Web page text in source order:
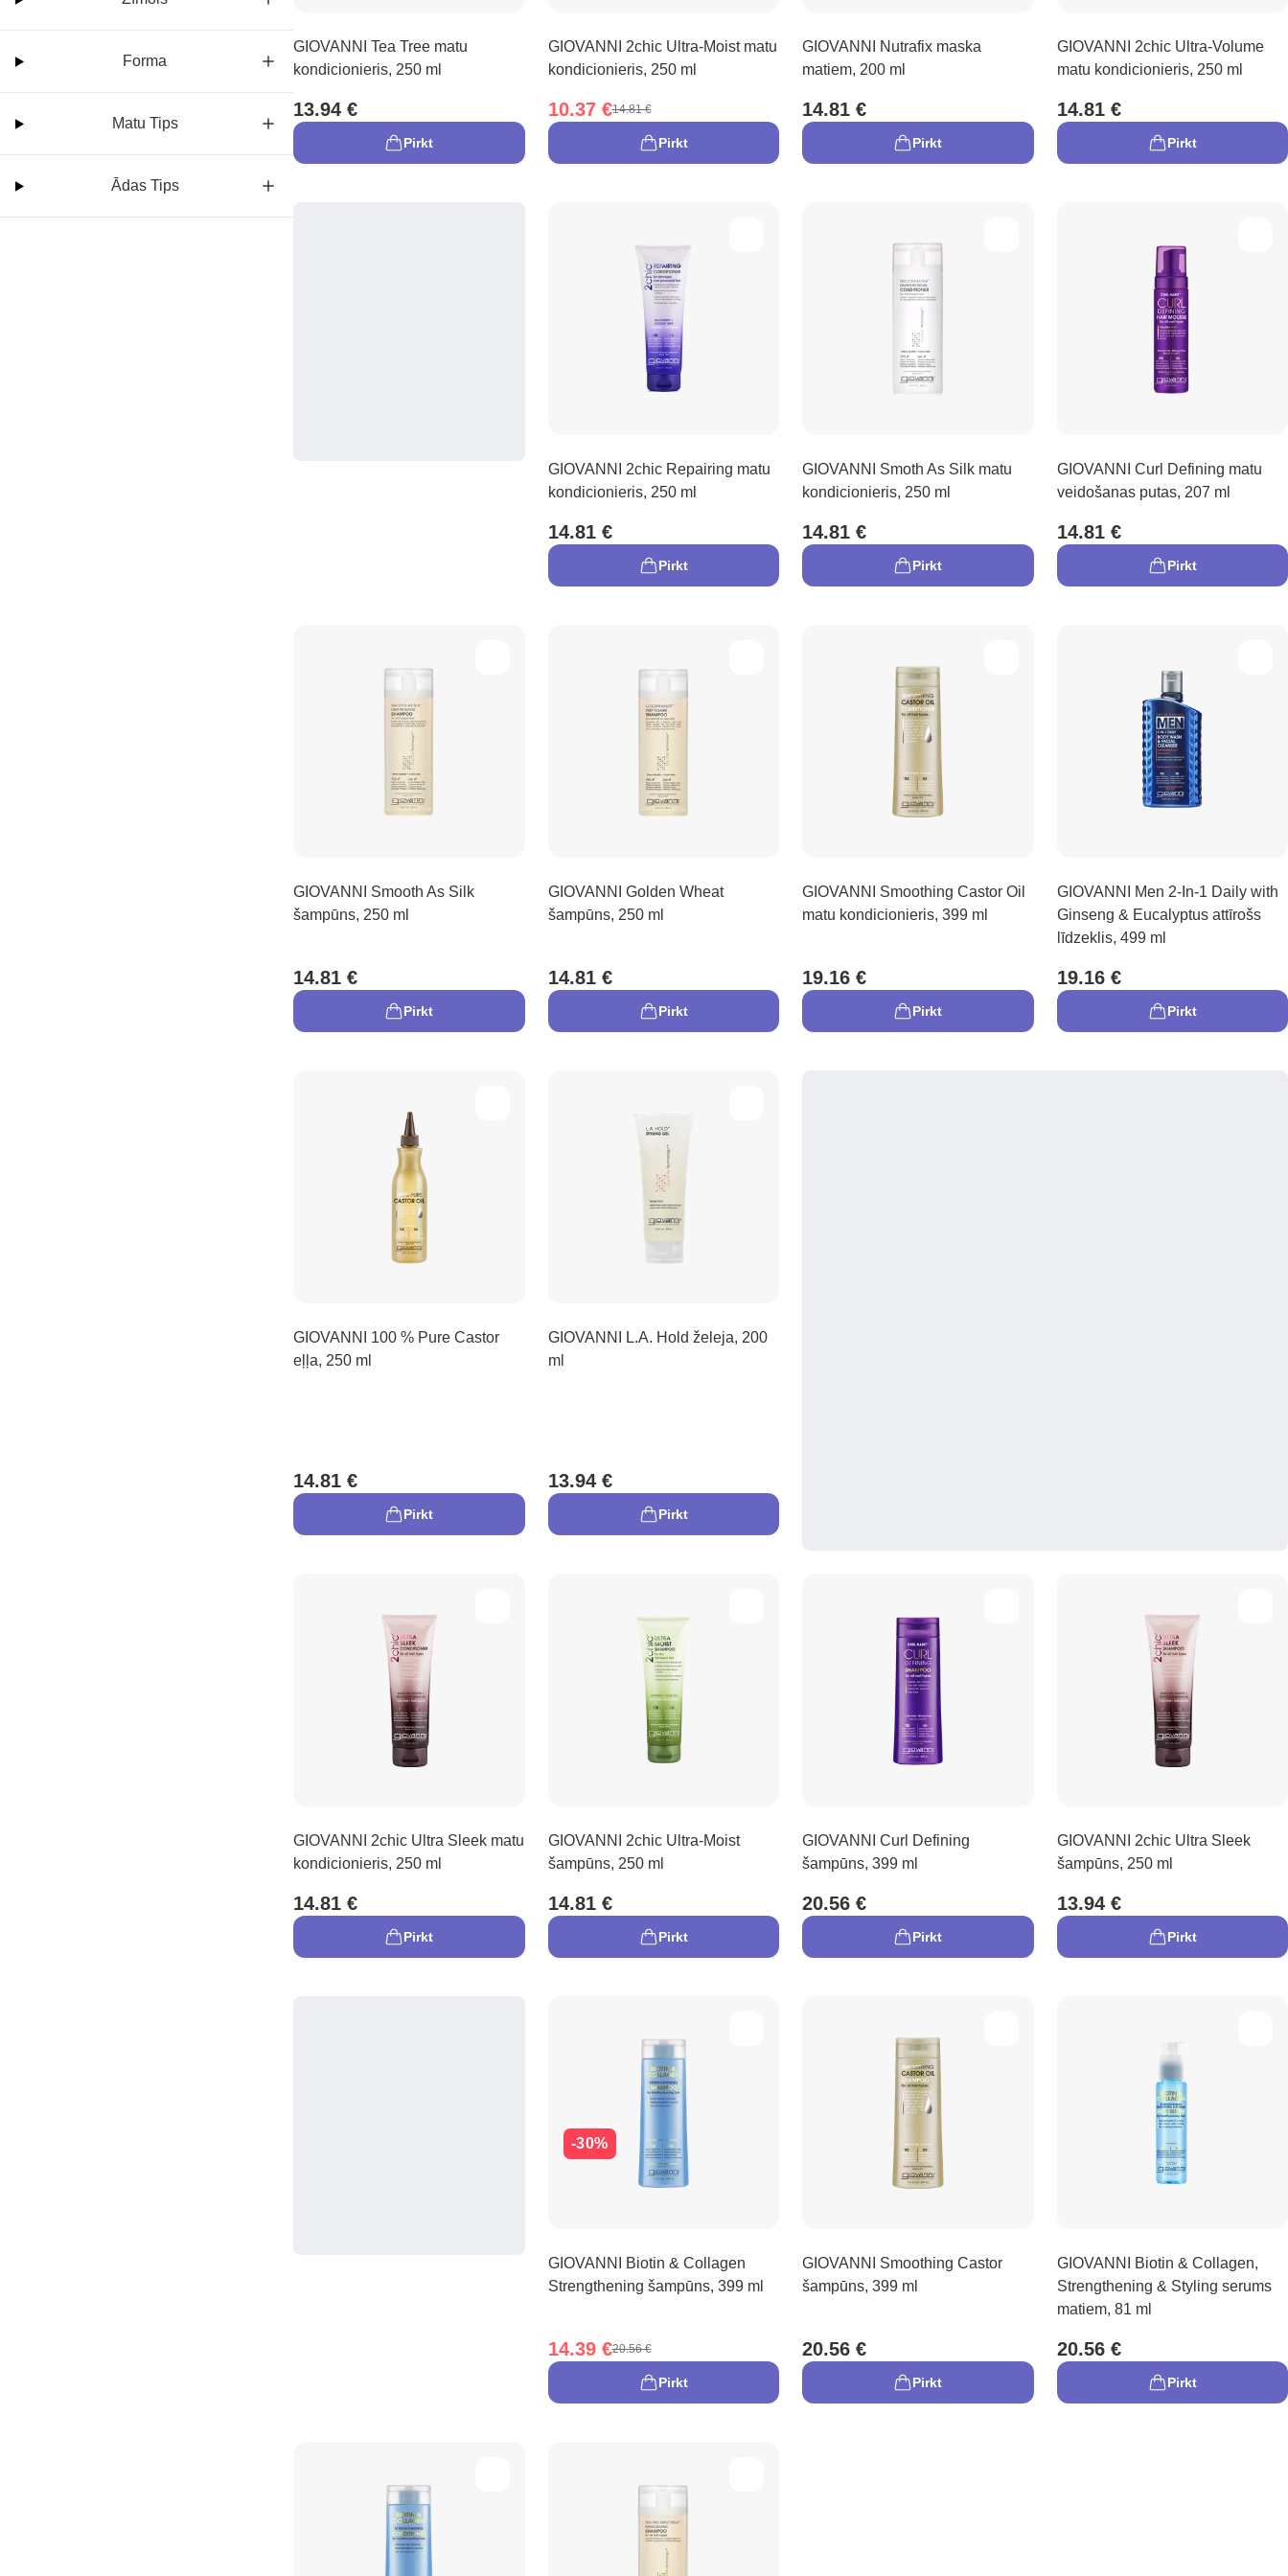
Forma
Matu Tips
Ādas Tips
GIOVANNI Tea Tree matu
kondicionieris, 250 ml
13.94 €
Pirkt
GIOVANNI 2chic Ultra-Moist matu
kondicionieris, 250 ml
10.37 €14.81 €
Pirkt
GIOVANNI Nutrafix maska
matiem, 200 ml
14.81 €
Pirkt
GIOVANNI 2chic Ultra-Volume
matu kondicionieris, 250 ml
14.81 €
Pirkt
GIOVANNI 2chic Repairing matu
kondicionieris, 250 ml
14.81 €
Pirkt
GIOVANNI Smoth As Silk matu
kondicionieris, 250 ml
14.81 €
Pirkt
GIOVANNI Curl Defining matu
veidošanas putas, 207 ml
14.81 €
Pirkt
GIOVANNI Smooth As Silk
šampūns, 250 ml
14.81 €
Pirkt
GIOVANNI Golden Wheat
šampūns, 250 ml
14.81 €
Pirkt
GIOVANNI Smoothing Castor Oil
matu kondicionieris, 399 ml
19.16 €
Pirkt
GIOVANNI Men 2-In-1 Daily with
Ginseng & Eucalyptus attīrošs
līdzeklis, 499 ml
19.16 €
Pirkt
GIOVANNI 100 % Pure Castor
eļļa, 250 ml
14.81 €
Pirkt
GIOVANNI L.A. Hold želeja, 200
ml
13.94 €
Pirkt
GIOVANNI 2chic Ultra Sleek matu
kondicionieris, 250 ml
14.81 €
Pirkt
GIOVANNI 2chic Ultra-Moist
šampūns, 250 ml
14.81 €
Pirkt
GIOVANNI Curl Defining
šampūns, 399 ml
20.56 €
Pirkt
GIOVANNI 2chic Ultra Sleek
šampūns, 250 ml
13.94 €
Pirkt
-30%
GIOVANNI Biotin & Collagen
Strengthening šampūns, 399 ml
14.39 €20.56 €
Pirkt
GIOVANNI Smoothing Castor
šampūns, 399 ml
20.56 €
Pirkt
GIOVANNI Biotin & Collagen,
Strengthening & Styling serums
matiem, 81 ml
20.56 €
Pirkt